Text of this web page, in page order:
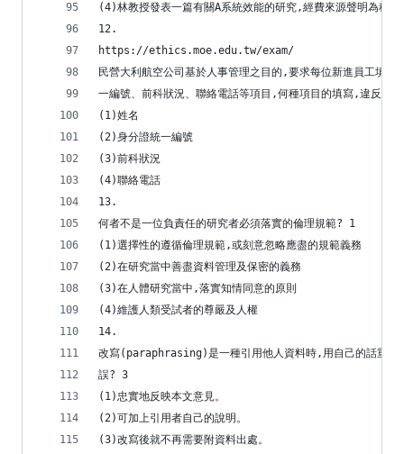
(4)林教授發表一篇有關A系統效能的研究,經費來源聲明為科
12.
https://ethics.moe.edu.tw/exam/
民營大利航空公司基於人事管理之目的,要求每位新進員工填寫
一編號、前科狀況、聯絡電話等項目,何種項目的填寫,違反《
(1)姓名
(2)身分證統一編號
(3)前科狀況
(4)聯絡電話
13.
何者不是一位負責任的研究者必須落實的倫理規範? 1
(1)選擇性的遵循倫理規範,或刻意忽略應盡的規範義務
(2)在研究當中善盡資料管理及保密的義務
(3)在人體研究當中,落實知情同意的原則
(4)維護人類受試者的尊嚴及人權
14.
改寫(paraphrasing)是一種引用他人資料時,用自己的話重新
誤? 3
(1)忠實地反映本文意見。
(2)可加上引用者自己的說明。
(3)改寫後就不再需要附資料出處。